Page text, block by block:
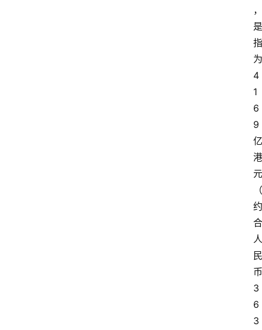
，
是
指
为
4
1
6
9
亿
港
元
（
约
合
人
民
币
3
6
3